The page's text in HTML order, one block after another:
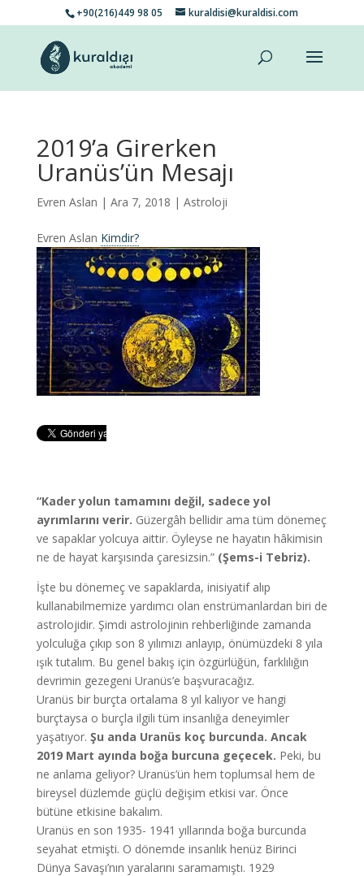
+90(216)449 98 05 kuraldisi@kuraldisi.com
2019’a Girerken
Uranüs’ün Mesajı
Evren Aslan | Ara 7, 2018 | Astroloji
Evren Aslan Kimdir?
“Kader yolun tamamını değil, sadece yol
ayrımlarını verir. Güzergâh bellidir ama tüm dönemeç
ve sapaklar yolcuya aittir. Öyleyse ne hayatın hâkimisin
ne de hayat karşısında çaresizsin.” (Şems-i Tebriz).
İşte bu dönemeç ve sapaklarda, inisiyatif alıp
kullanabilmemize yardımcı olan enstrümanlardan biri de
astrolojidir. Şimdi astrolojinin rehberliğinde zamanda
yolculuğa çıkıp son 8 yılımızı anlayıp, önümüzdeki 8 yıla
ışık tutalım. Bu genel bakış için özgürlüğün, farklılığın
devrimin gezegeni Uranüs’e başvuracağız.
Uranüs bir burçta ortalama 8 yıl kalıyor ve hangi
burçtaysa o burçla ilgili tüm insanlığa deneyimler
yaşatıyor. Şu anda Uranüs koç burcunda. Ancak
2019 Mart ayında boğa burcuna geçecek. Peki, bu
ne anlama geliyor? Uranüs’ün hem toplumsal hem de
bireysel düzlemde güçlü değişim etkisi var. Önce
bütüne etkisine bakalım.
Uranüs en son 1935- 1941 yıllarında boğa burcunda
seyahat etmişti. O dönemde insanlık henüz Birinci
Dünya Savaşı’nın yaralarını saramamıştı. 1929